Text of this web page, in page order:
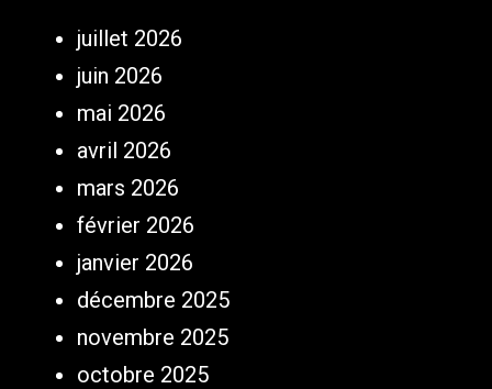
juillet 2026
juin 2026
mai 2026
avril 2026
mars 2026
février 2026
janvier 2026
décembre 2025
novembre 2025
octobre 2025